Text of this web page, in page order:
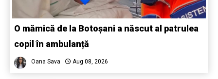
O mămică de la Botoșani a născut al patrulea
copil în ambulanță
Oana Sava Aug 08, 2026